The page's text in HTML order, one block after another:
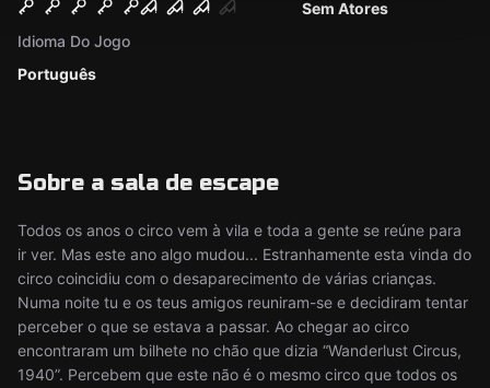
Sem Atores
Português
Idioma Do Jogo
Sobre a sala de escape
Todos os anos o circo vem à vila e toda a gente se reúne para
ir ver. Mas este ano algo mudou... Estranhamente esta vinda do
circo coincidiu com o desaparecimento de várias crianças.
Numa noite tu e os teus amigos reuniram-se e decidiram tentar
perceber o que se estava a passar. Ao chegar ao circo
encontraram um bilhete no chão que dizia “Wanderlust Circus,
1940”. Percebem que este não é o mesmo circo que todos os